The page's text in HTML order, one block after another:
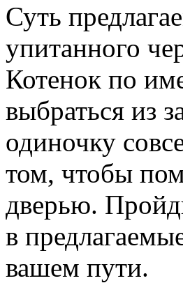
Суть
упитанного
Котенок по
выбраться из
одиночку
том, чтобы
дверью.
в
вашем пути.